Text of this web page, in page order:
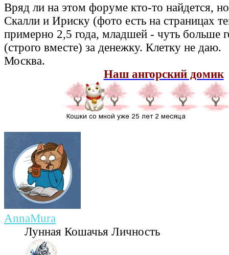
Вряд ли на этом форуме кто-то найдется,
Скалли и Ириску (фото есть на страницах
примерно 2,5 года, младшей - чуть больше
(строго вместе) за денежку. Клетку не даю.
Москва.
Наш ангорский домик
AnnaMura
Лунная Кошачья Личность